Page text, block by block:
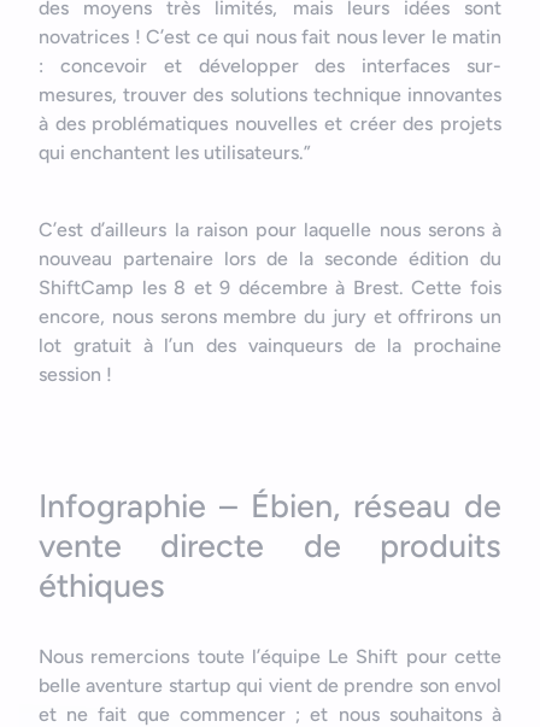
des moyens très limités, mais leurs idées sont
novatrices ! C’est ce qui nous fait nous lever le matin
: concevoir et développer des interfaces sur-
mesures, trouver des solutions technique innovantes
à des problématiques nouvelles et créer des projets
qui enchantent les utilisateurs.”
C’est d’ailleurs la raison pour laquelle nous serons à
nouveau partenaire lors de la seconde édition du
ShiftCamp les 8 et 9 décembre à Brest. Cette fois
encore, nous serons membre du jury et offrirons un
lot gratuit à l’un des vainqueurs de la prochaine
session !
Infographie – Ébien, réseau de
vente directe de produits
éthiques
Nous remercions toute l’équipe Le Shift pour cette
belle aventure startup qui vient de prendre son envol
et ne fait que commencer ; et nous souhaitons à